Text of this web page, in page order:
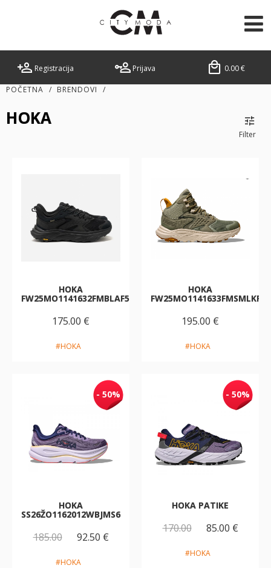
Registracija Prijava 0.00€
POČETNA / BRENDOVI /
Filter
HOKA
HOKA
FW25MO1141632FMBLAF5
175.00 €
#HOKA
HOKA
FW25MO1141633FMSMLKF5
195.00 €
#HOKA
- 50%
HOKA
SS26ŽO1162012WBJMS6
185.00 92.50 €
#HOKA
- 50%
HOKA PATIKE
170.00 85.00 €
#HOKA